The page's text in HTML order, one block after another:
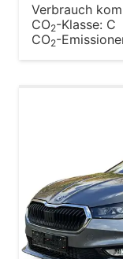
Verbrauch
CO2-Klasse: C
CO2-